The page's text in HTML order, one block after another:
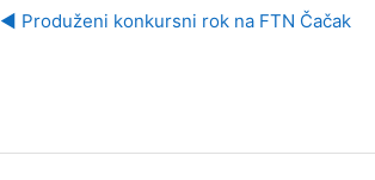
◀︎ Produženi konkursni rok na FTN Čačak